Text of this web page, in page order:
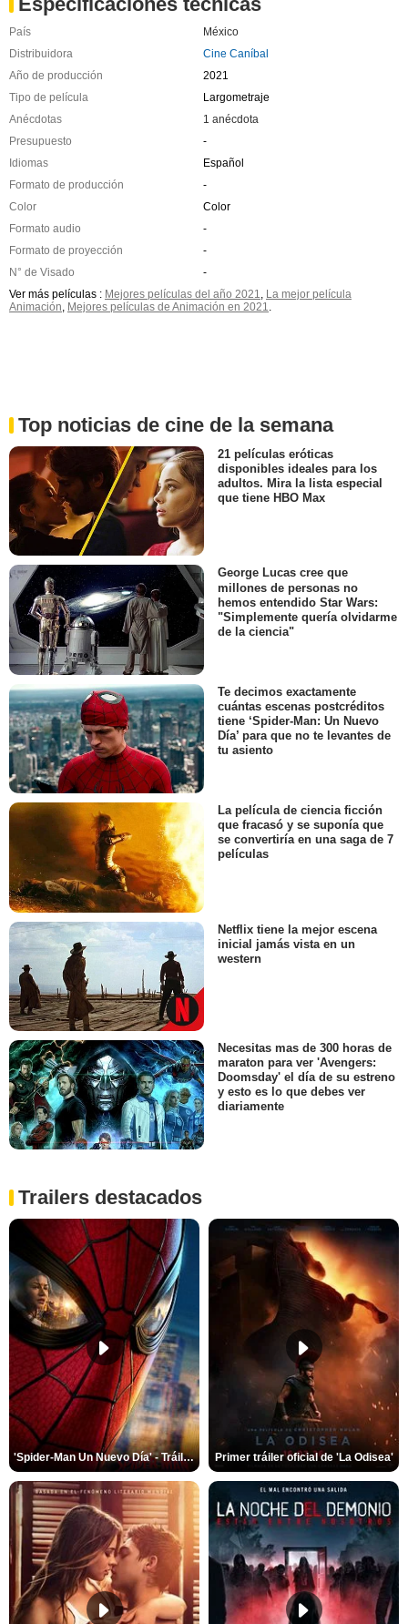
País
México
Distribuidora
Cine Caníbal
Año de producción
2021
Tipo de película
Largometraje
Anécdotas
1 anécdota
Presupuesto
-
Idiomas
Español
Formato de producción
-
Color
Color
Formato audio
-
Formato de proyección
-
N° de Visado
-
Ver más películas : Mejores películas del año 2021, La mejor película
Animación, Mejores películas de Animación en 2021.
Top noticias de cine de la semana
21 películas eróticas
disponibles ideales para los
adultos. Mira la lista especial
que tiene HBO Max
George Lucas cree que
millones de personas no
hemos entendido Star Wars:
"Simplemente quería olvidarme
de la ciencia"
Te decimos exactamente
cuántas escenas postcréditos
tiene ‘Spider-Man: Un Nuevo
Día’ para que no te levantes de
tu asiento
La película de ciencia ficción
que fracasó y se suponía que
se convertiría en una saga de 7
películas
Netflix tiene la mejor escena
inicial jamás vista en un
western
Necesitas mas de 300 horas de
maraton para ver 'Avengers:
Doomsday' el día de su estreno
y esto es lo que debes ver
diariamente
Trailers destacados
'Spider-Man Un Nuevo Día' - Tráiler oficial subtitulado Primer tráiler oficial de 'La Odisea'